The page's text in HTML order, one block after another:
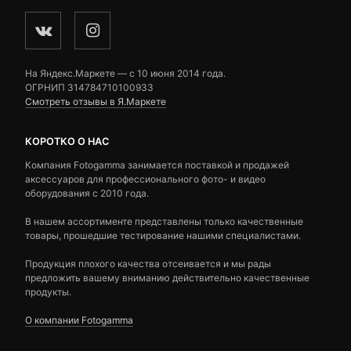
На Яндекс.Маркете — c 10 июня 2014 года.
ОГРНИП 314784710100933
Смотреть отзывы в Я.Маркете
КОРОТКО О НАС
Компания Fotogamma занимается поставкой и продажей
аксессуаров для профессионального фото- и видео
оборудования с 2010 года.
В нашем ассортименте представлены только качественные
товары, прошедшие тестирование нашими специалистами.
Продукция плохого качества отсеивается и мы рады
предложить вашему вниманию действительно качественные
продукты.
О компании Fotogamma